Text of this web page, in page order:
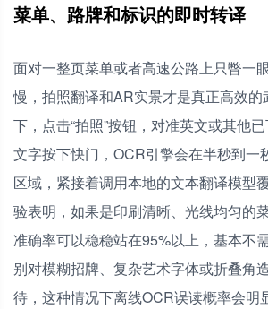
菜单、路牌和标识的即时转译
面对一整页菜单或者高速公路上只瞥一
慢，拍照翻译和AR实景才是真正高效
下，点击“拍照”按钮，对准英文或其他
文字按下快门，OCR引擎会在半秒到一
区域，紧接着调用本地的文本翻译模型
验表明，如果是印刷清晰、光线均匀的
准确率可以稳稳站在95%以上，基本不
别对模糊招牌、复杂艺术字体或折叠角
待，这种情况下离线OCR误读概率会明